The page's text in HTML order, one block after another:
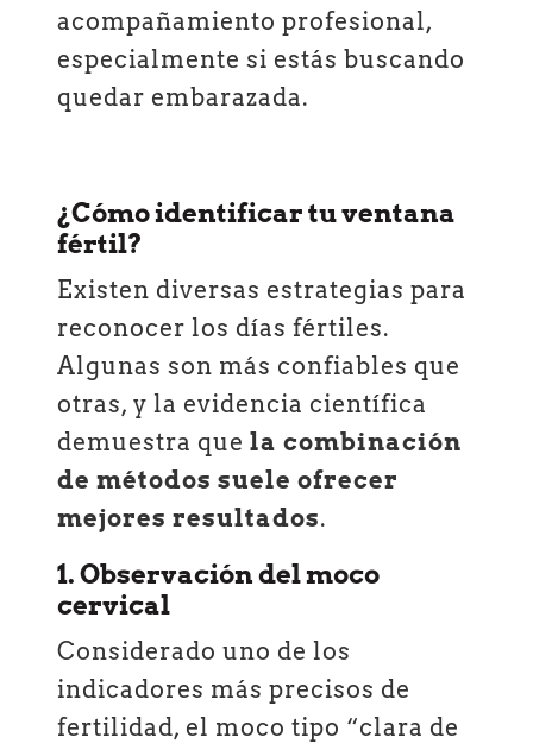
acompañamiento profesional,
especialmente si estás buscando
quedar embarazada.
¿Cómo identificar tu ventana
fértil?
Existen diversas estrategias para
reconocer los días fértiles.
Algunas son más confiables que
otras, y la evidencia científica
demuestra quela combinación
de métodos suele ofrecer
mejores resultados.
1. Observación del moco
cervical
Considerado uno de los
indicadores más precisos de
fertilidad, el moco tipo “clara de